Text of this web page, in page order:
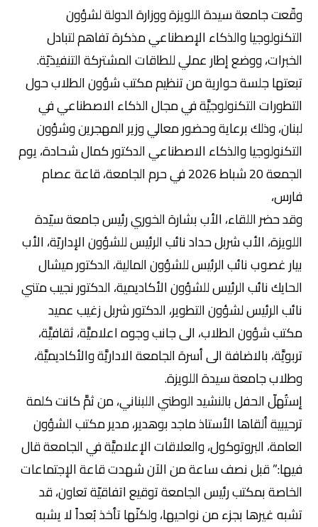
وقّعت جامعة سيدة اللويزة ووزارة الدولة لشؤون
التكنولوجيا والذكاء الإصطناعي مذكرة تفاهم لتبادل
الخبرات، ووضع إطار عملي للطاقات المشتركة التنفيذيّة.
تبعتها جلسة حوارية من تنظيم مكتب شؤون الطلاب حول
التطورات التكنولوجيَّة في مجال الذكاء الاصطناعي في
لبنان، وذلك برعاية وحضور معالي وزير المهجرين وشؤون
التكنولوجيا والذكاء الاصطناعي الدكتور كمال شحادة، يوم
الجمعة 20 شباط 2026 في حرم الجامعة، قاعة عصام
فارس،
وقد حضر اللقاء، الأب بشارة الخوري رئيس جامعة سيّدة
اللويزة، الأب شربل حداد نائب الرئيس للشؤون الإداريّة، الأب
بيار غصوب نائب الرئيس للشؤون المالية، الدكتور ميشال
الحايك نائب الرئيس للشؤون الأكاديمية، الدكتور نجيب متني
نائب الرئيس لشؤون التطوير، الدكتور شربل زغيب عميد
مكتب شؤون الطلاب، الى جانب وجوه اعلاميَّة، ثقافيَّة،
تربويَّة، بالاضافة الى أسرة الجامعة الاداريَّة والأكاديميَّة،
وطلاب جامعة سيدة اللويزة.
إستُهلّ الحفل بالنشيد الوطني اللبناني، من ثمَّ كانت كلمة
ترحيبية ألقاها الأستاذ ماجد بوهدير، مدير مكتب الشؤون
العامة، البروتوكول، والعلاقات الإعلاميَّة في الجامعة قال
فيها:” قبل نصف ساعة من الآن شهدت قاعة الإجتماعات
الخاصة بمكتب رئيس الجامعة توقيع اتفاقيّة تعاون، قد
تشبه غيرها بجزء من نواحيها، ولكنّها تأخذ بُعداً لا يشبه